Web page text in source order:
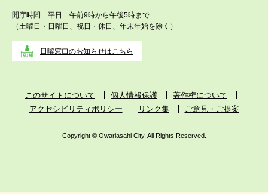
開庁時間 平日 午前9時から午後5時まで
（土曜日・日曜日、祝日・休日、年末年始を除く）
日曜窓口のお知らせはこちら
このサイトについて 個人情報保護
著作権について
アクセシビリティポリシー
リンク集 ご意見・ご提案
Copyright © Owariasahi City. All Rights Reserved.